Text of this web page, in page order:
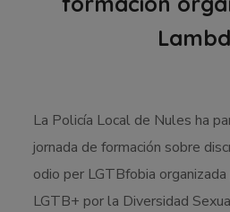
La Policía Local de Nules ha
jornada de formación sobre
odio per LGTBfobia
LGTB+ por la Diversidad